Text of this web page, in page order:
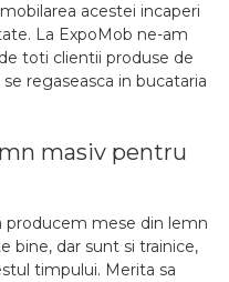
acestei incaperi
La ExpoMob ne-am
toti clientii produse de
regaseasca in bucataria
masiv pentru
producem mese din lemn
bine, dar sunt si trainice,
timpului. Merita sa